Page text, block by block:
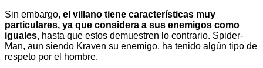
Sin embargo, el villano tiene características muy
particulares, ya que considera a sus enemigos como
iguales, hasta que estos demuestren lo contrario. Spider-
Man, aun siendo Kraven su enemigo, ha tenido algún tipo de
respeto por el hombre.